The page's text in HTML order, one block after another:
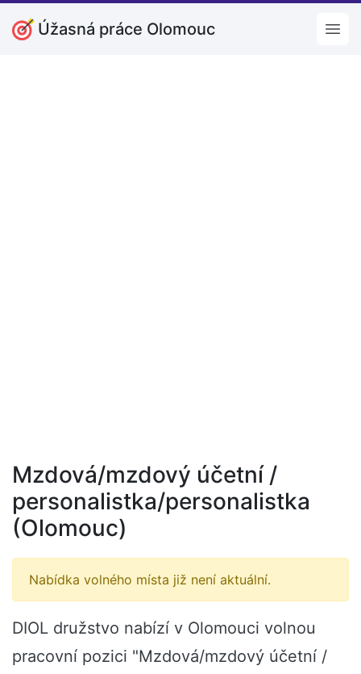
Úžasná práce Olomouc
Mzdová/mzdový účetní /
personalistka/personalistka
(Olomouc)
Nabídka volného místa již není aktuální.
DIOL družstvo nabízí v Olomouci volnou
pracovní pozici "Mzdová/mzdový účetní /